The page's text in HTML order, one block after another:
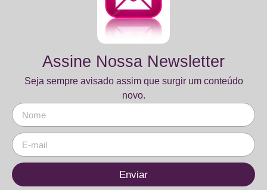
Assine Nossa Newsletter
Seja sempre avisado assim que surgir um conteúdo
novo.
Enviar